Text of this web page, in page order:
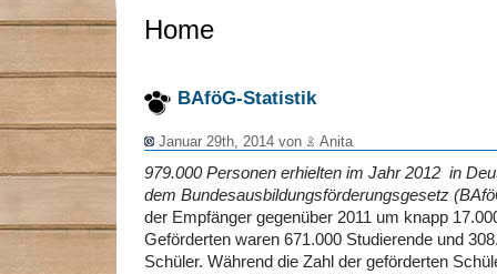
Home
BAföG-Statistik
Januar 29th, 2014 von Anita
979.000 Personen erhielten im Jahr 2012 in
dem Bundesausbildungsförderungsgesetz
der Empfänger gegenüber 2011 um knapp
Geförderten waren 671.000 Studierende und
Schüler. Während die Zahl der geförderten